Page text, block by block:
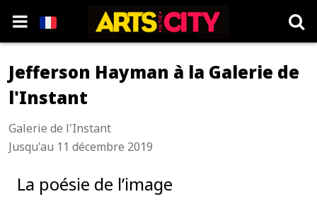
Jefferson Hayman à la Galerie de
l'Instant
Galerie de l'Instant
Jusqu'au 11 décembre 2019
La poésie de l’image